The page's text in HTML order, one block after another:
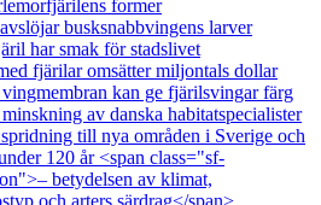
former
busksnabbvingens larver
har smak för stadslivet
fjärilar omsätter miljontals dollar
kan ge fjärilsvingar färg
av danska habitatspecialister
till nya områden i Sverige och
120 år <span class="sf-
betydelsen av klimat,
och arters särdrag</span>